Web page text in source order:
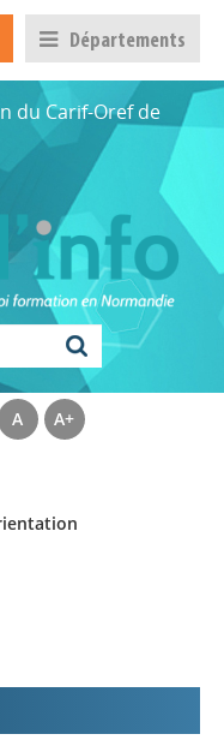
Départements
du Carif-Oref de
A A+